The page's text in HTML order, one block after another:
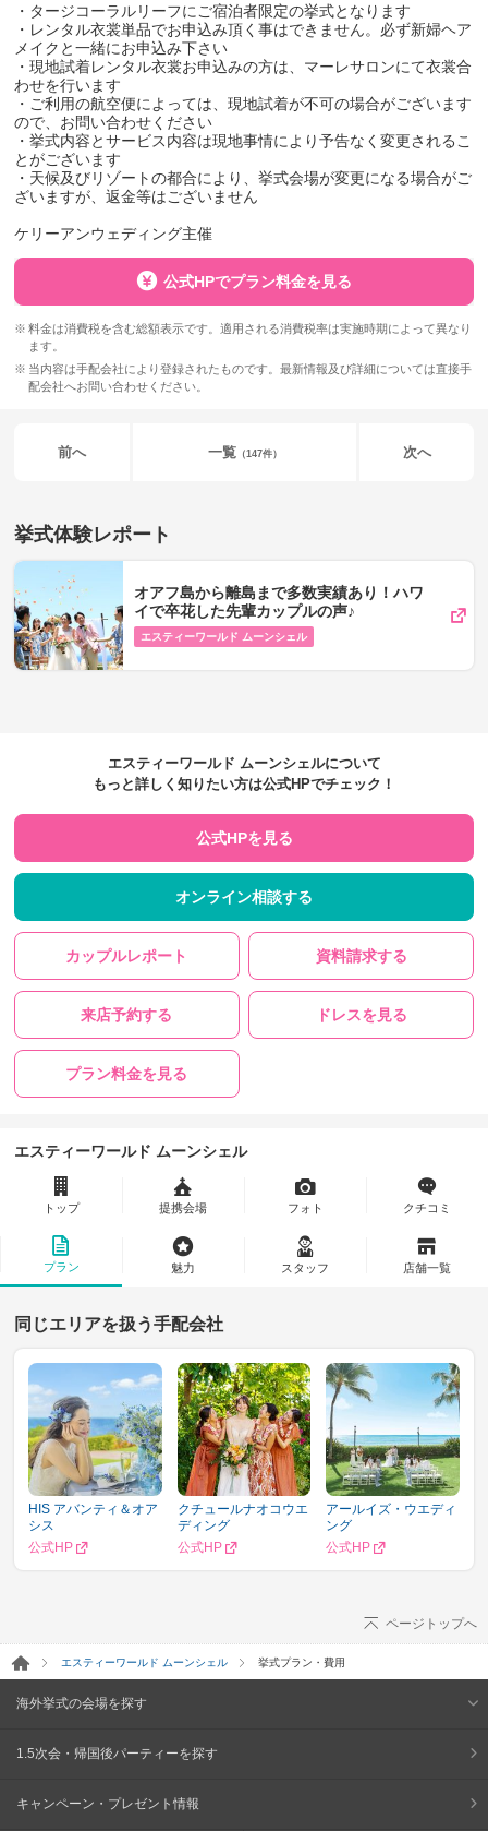
・タージコーラルリーフにご宿泊者限定の挙式となります
・レンタル衣裳単品でお申込み頂く事はできません。必ず新婦ヘア
メイクと一緒にお申込み下さい
・現地試着レンタル衣裳お申込みの方は、マーレサロンにて衣裳合
わせを行います
・ご利用の航空便によっては、現地試着が不可の場合がございます
ので、お問い合わせください
・挙式内容とサービス内容は現地事情により予告なく変更されるこ
とがございます
・天候及びリゾートの都合により、挙式会場が変更になる場合がご
ざいますが、返金等はございません
ケリーアンウェディング主催
公式HPでプラン料金を見る
料金は消費税を含む総額表示です。適用される消費税率は実施時期によって異なり
ます。
当内容は手配会社により登録されたものです。最新情報及び詳細については直接手
配会社へお問い合わせください。
前へ 一覧 （147件） 次へ
挙式体験レポート
オアフ島から離島まで多数実績あり！ハワ
イで卒花した先輩カップルの声♪
エスティーワールド ムーンシェル
エスティーワールド ムーンシェルについて
もっと詳しく知りたい方は公式HPでチェック！
公式HPを見る
オンライン相談する
カップルレポート 資料請求する
来店予約する ドレスを見る
プラン料金を見る
エスティーワールド ムーンシェル
トップ 提携会場 フォト クチコミ
プラン 魅力 スタッフ 店舗一覧
同じエリアを扱う手配会社
HIS アバンティ＆オア
シス
公式HP
クチュールナオコウエ
ディング
公式HP
アールイズ・ウエディ
ング
公式HP
ページトップへ
エスティーワールド ムーンシェル 挙式プラン・費用
海外挙式の会場を探す
1.5次会・帰国後パーティーを探す
キャンペーン・プレゼント情報